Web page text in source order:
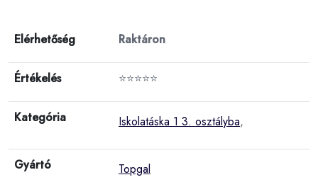
Elérhetőség Raktáron
Értékelés ⭐⭐⭐⭐⭐
Kategória Iskolatáska 1 3. osztályba,
Gyártó Topgal